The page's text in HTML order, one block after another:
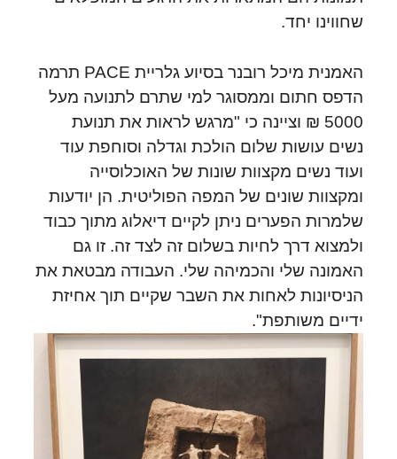
שחווינו יחד.
האמנית מיכל רובנר בסיוע גלריית PACE תרמה
הדפס חתום וממסוגר למי שתרם לתנועה מעל
5000 ₪ וציינה כי "מרגש לראות את תנועת
נשים עושות שלום הולכת וגדלה וסוחפת עוד
ועוד נשים מקצוות שונות של האוכלוסייה
ומקצוות שונים של המפה הפוליטית. הן יודעות
שלמרות הפערים ניתן לקיים דיאלוג מתוך כבוד
ולמצוא דרך לחיות בשלום זה לצד זה. זו גם
האמונה שלי והכמיהה שלי. העבודה מבטאת את
הניסיונות לאחות את השבר שקיים תוך אחיזת
ידיים משותפת".